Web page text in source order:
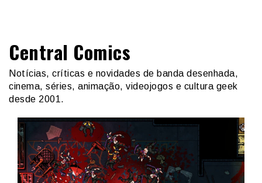
Central Comics
Notícias, críticas e novidades de banda desenhada,
cinema, séries, animação, videojogos e cultura geek
desde 2001.